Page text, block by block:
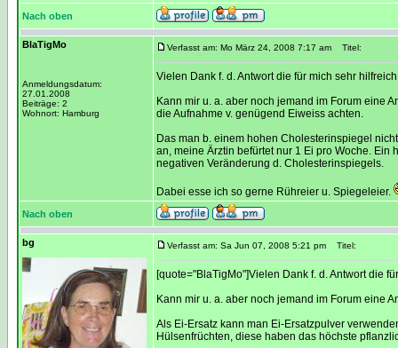
Nach oben
BlaTigMo
Anmeldungsdatum:
27.01.2008
Beiträge: 2
Wohnort: Hamburg
Verfasst am: Mo März 24, 2008 7:17 am Titel:
Vielen Dank f. d. Antwort die für mich sehr
Kann mir u. a. aber noch jemand im Forum eine
die Aufnahme v. genügend Eiweiss achten.
Das man b. einem hohen Cholesterinspiegel
an, meine Ärztin befürtet nur 1 Ei pro Woche.
negativen Veränderung d. Cholesterinspiegels.
Dabei esse ich so gerne Rühreier u. Spiegeleier.
Nach oben
bg Verfasst am: Sa Jun 07, 2008 5:21 pm Titel:
[quote="BlaTigMo"]Vielen Dank f. d. Antwort die
Kann mir u. a. aber noch jemand im Forum eine
Als Ei-Ersatz kann man Ei-Ersatzpulver
Hülsenfrüchten, diese haben das höchste